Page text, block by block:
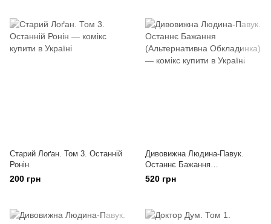
Старий Лоґан. Том 3. Останній
Ронін
200 грн
Дивовижна Людина-Павук.
Останнє Бажання
(Альтернативна Обкладинка)
520 грн